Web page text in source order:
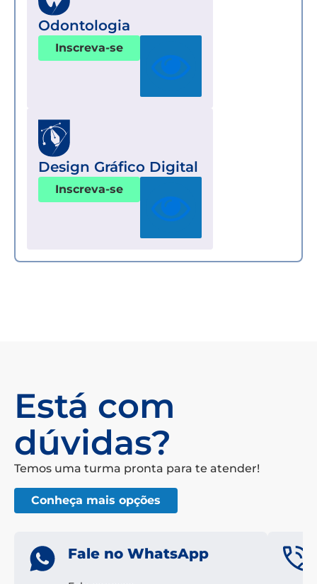
Odontologia
Inscreva-se
Design Gráfico Digital
Inscreva-se
Está com
dúvidas?
Temos uma turma pronta para te atender!
Conheça mais opções
Fale no WhatsApp